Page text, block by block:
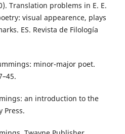
Translation problems in E. E.
visual appearence, plays
ES. Revista de Filología
minor-major poet.
an introduction to the
Press.